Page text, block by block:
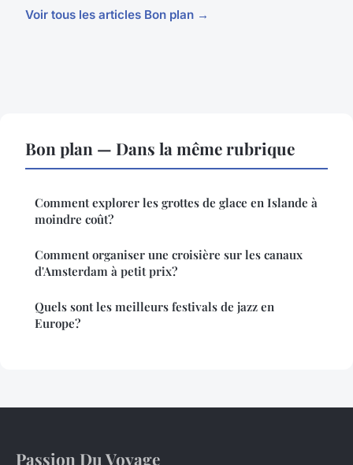
Voir tous les articles Bon plan →
Bon plan — Dans la même rubrique
Comment explorer les grottes de glace en Islande à
moindre coût?
Comment organiser une croisière sur les canaux
d'Amsterdam à petit prix?
Quels sont les meilleurs festivals de jazz en
Europe?
Passion Du Voyage